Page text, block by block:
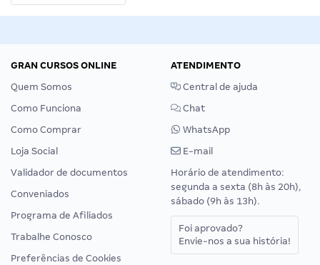
GRAN CURSOS ONLINE
Quem Somos
Como Funciona
Como Comprar
Loja Social
Validador de documentos
Conveniados
Programa de Afiliados
Trabalhe Conosco
Preferências de Cookies
ATENDIMENTO
Central de ajuda
Chat
WhatsApp
E-mail
Horário de atendimento:
segunda a sexta (8h às 20h),
sábado (9h às 13h).
Foi aprovado?
Envie-nos a sua história!